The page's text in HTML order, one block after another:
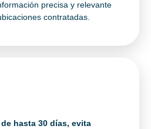
precisa y relevante
contratadas.
hasta 30 días, evita